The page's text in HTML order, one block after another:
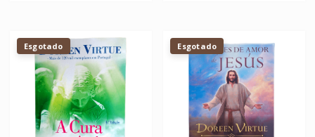
Esgotado Esgotado